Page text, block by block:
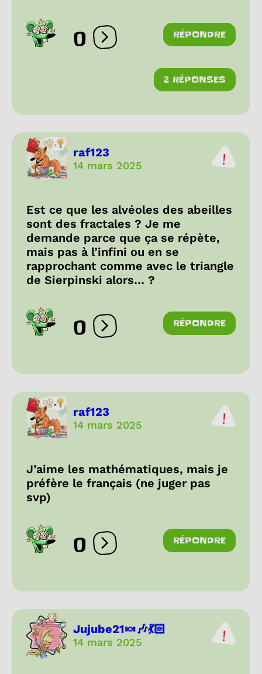
0 Ouvrir les réactions
RÉPONDRE
2 RÉPONSES
raf123
14 mars 2025
Est ce que les alvéoles des abeilles
sont des fractales ? Je me
demande parce que ça se répète,
mais pas à l’infini ou en se
rapprochant comme avec le triangle
de Sierpinski alors… ?
0 Ouvrir les réactions
RÉPONDRE
raf123
14 mars 2025
J’aime les mathématiques, mais je
préfère le français (ne juger pas
svp)
0 Ouvrir les réactions
RÉPONDRE
Jujube21🍬🎶💃🏻
14 mars 2025